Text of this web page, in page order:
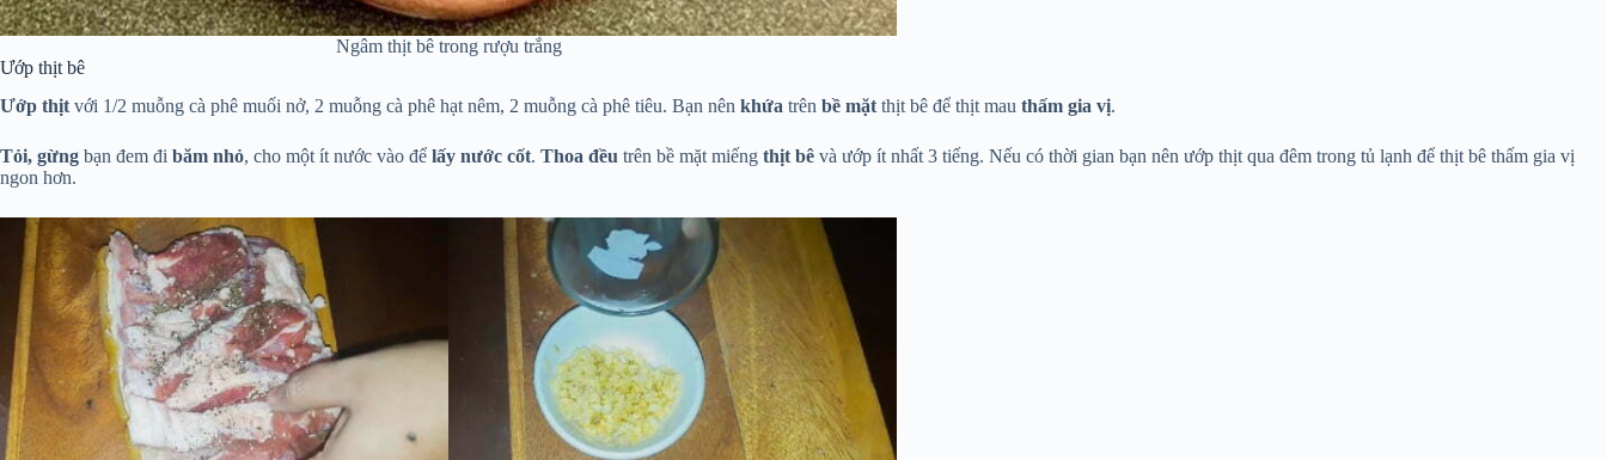
Ngâm thịt bê trong rượu trắng
Ướp thịt bê
Ướp thịtvới 1/2 muỗng cà phê muối nở, 2 muỗng cà phê hạt nêm, 2 muỗng cà phê tiêu. Bạn nên khứa trên bề mặtthịt bê để thịt mau thấm gia vị.
Tỏi, gừng bạn đem đi băm nhỏ, cho một ít nước vào để lấy nước cốt. Thoa đều trên bề mặt miếng thịt bê và ướp ít nhất 3 tiếng. Nếu có thời gian bạn nên ướp thịt qua đêm trong tủ lạnh để thịt bê thấm gia vị
ngon hơn.